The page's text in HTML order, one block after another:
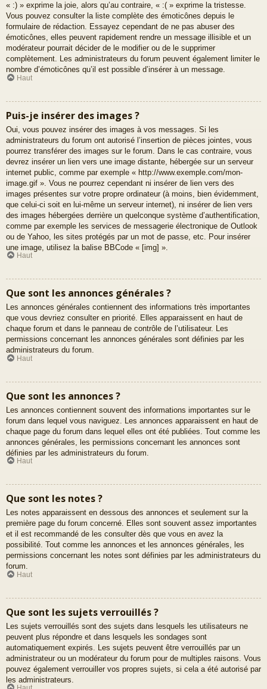
« :) » exprime la joie, alors qu’au contraire, « :( » exprime la tristesse.
Vous pouvez consulter la liste complète des émoticônes depuis le
formulaire de rédaction. Essayez cependant de ne pas abuser des
émoticônes, elles peuvent rapidement rendre un message illisible et un
modérateur pourrait décider de le modifier ou de le supprimer
complètement. Les administrateurs du forum peuvent également limiter le
nombre d’émoticônes qu’il est possible d’insérer à un message.
Haut
Puis-je insérer des images ?
Oui, vous pouvez insérer des images à vos messages. Si les
administrateurs du forum ont autorisé l’insertion de pièces jointes, vous
pourrez transférer des images sur le forum. Dans le cas contraire, vous
devrez insérer un lien vers une image distante, hébergée sur un serveur
internet public, comme par exemple « http://www.exemple.com/mon-
image.gif ». Vous ne pourrez cependant ni insérer de lien vers des
images présentes sur votre propre ordinateur (à moins, bien évidemment,
que celui-ci soit en lui-même un serveur internet), ni insérer de lien vers
des images hébergées derrière un quelconque système d’authentification,
comme par exemple les services de messagerie électronique de Outlook
ou de Yahoo, les sites protégés par un mot de passe, etc. Pour insérer
une image, utilisez la balise BBCode « [img] ».
Haut
Que sont les annonces générales ?
Les annonces générales contiennent des informations très importantes
que vous devriez consulter en priorité. Elles apparaissent en haut de
chaque forum et dans le panneau de contrôle de l’utilisateur. Les
permissions concernant les annonces générales sont définies par les
administrateurs du forum.
Haut
Que sont les annonces ?
Les annonces contiennent souvent des informations importantes sur le
forum dans lequel vous naviguez. Les annonces apparaissent en haut de
chaque page du forum dans lequel elles ont été publiées. Tout comme les
annonces générales, les permissions concernant les annonces sont
définies par les administrateurs du forum.
Haut
Que sont les notes ?
Les notes apparaissent en dessous des annonces et seulement sur la
première page du forum concerné. Elles sont souvent assez importantes
et il est recommandé de les consulter dès que vous en avez la
possibilité. Tout comme les annonces et les annonces générales, les
permissions concernant les notes sont définies par les administrateurs du
forum.
Haut
Que sont les sujets verrouillés ?
Les sujets verrouillés sont des sujets dans lesquels les utilisateurs ne
peuvent plus répondre et dans lesquels les sondages sont
automatiquement expirés. Les sujets peuvent être verrouillés par un
administrateur ou un modérateur du forum pour de multiples raisons. Vous
pouvez également verrouiller vos propres sujets, si cela a été autorisé par
les administrateurs.